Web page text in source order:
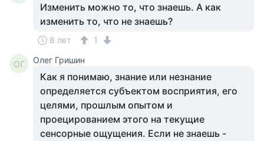
Изменить можно то, что знаешь. А как
изменить то, что не знаешь?
8 лет 1
ОГ Олег Гришин
Как я понимаю, знание или незнание
определяется субъектом восприятия, его
целями, прошлым опытом и
проецированием этого на текущие
сенсорные ощущения. Если не знаешь -